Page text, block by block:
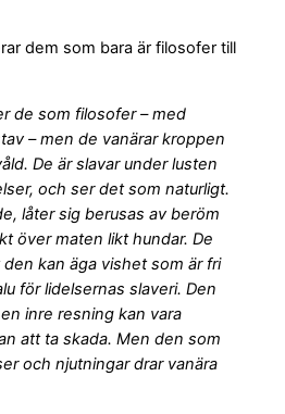
dem som bara är filosofer till
de som filosofer – med
– men de vanärar kroppen
De är slavar under lusten
och ser det som naturligt.
låter sig berusas av beröm
över maten likt hundar. De
kan äga vishet som är fri
för lidelsernas slaveri. Den
inre resning kan vara
att ta skada. Men den som
och njutningar drar vanära